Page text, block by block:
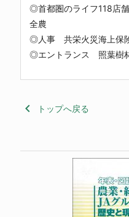
◎首都圏のライフ118店
全農
◎人事 共栄火災海上保
◎エントランス 照葉樹
keyboard_arrow_left トップへ戻る